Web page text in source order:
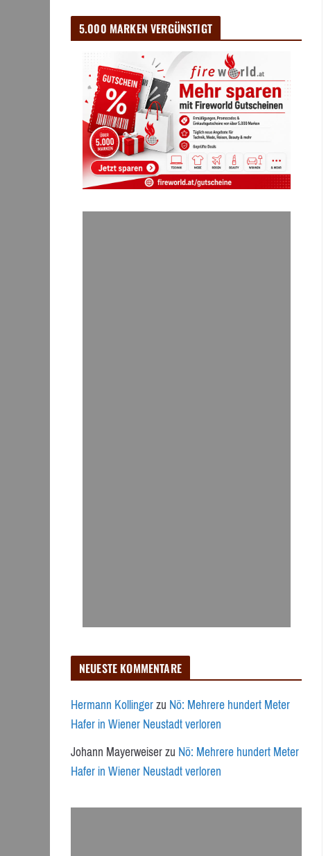
5.000 MARKEN VERGÜNSTIGT
NEUESTE KOMMENTARE
Hermann KollingerzuNö: Mehrere hundert Meter
Hafer in Wiener Neustadt verloren
Johann MayerweiserzuNö: Mehrere hundert Meter
Hafer in Wiener Neustadt verloren